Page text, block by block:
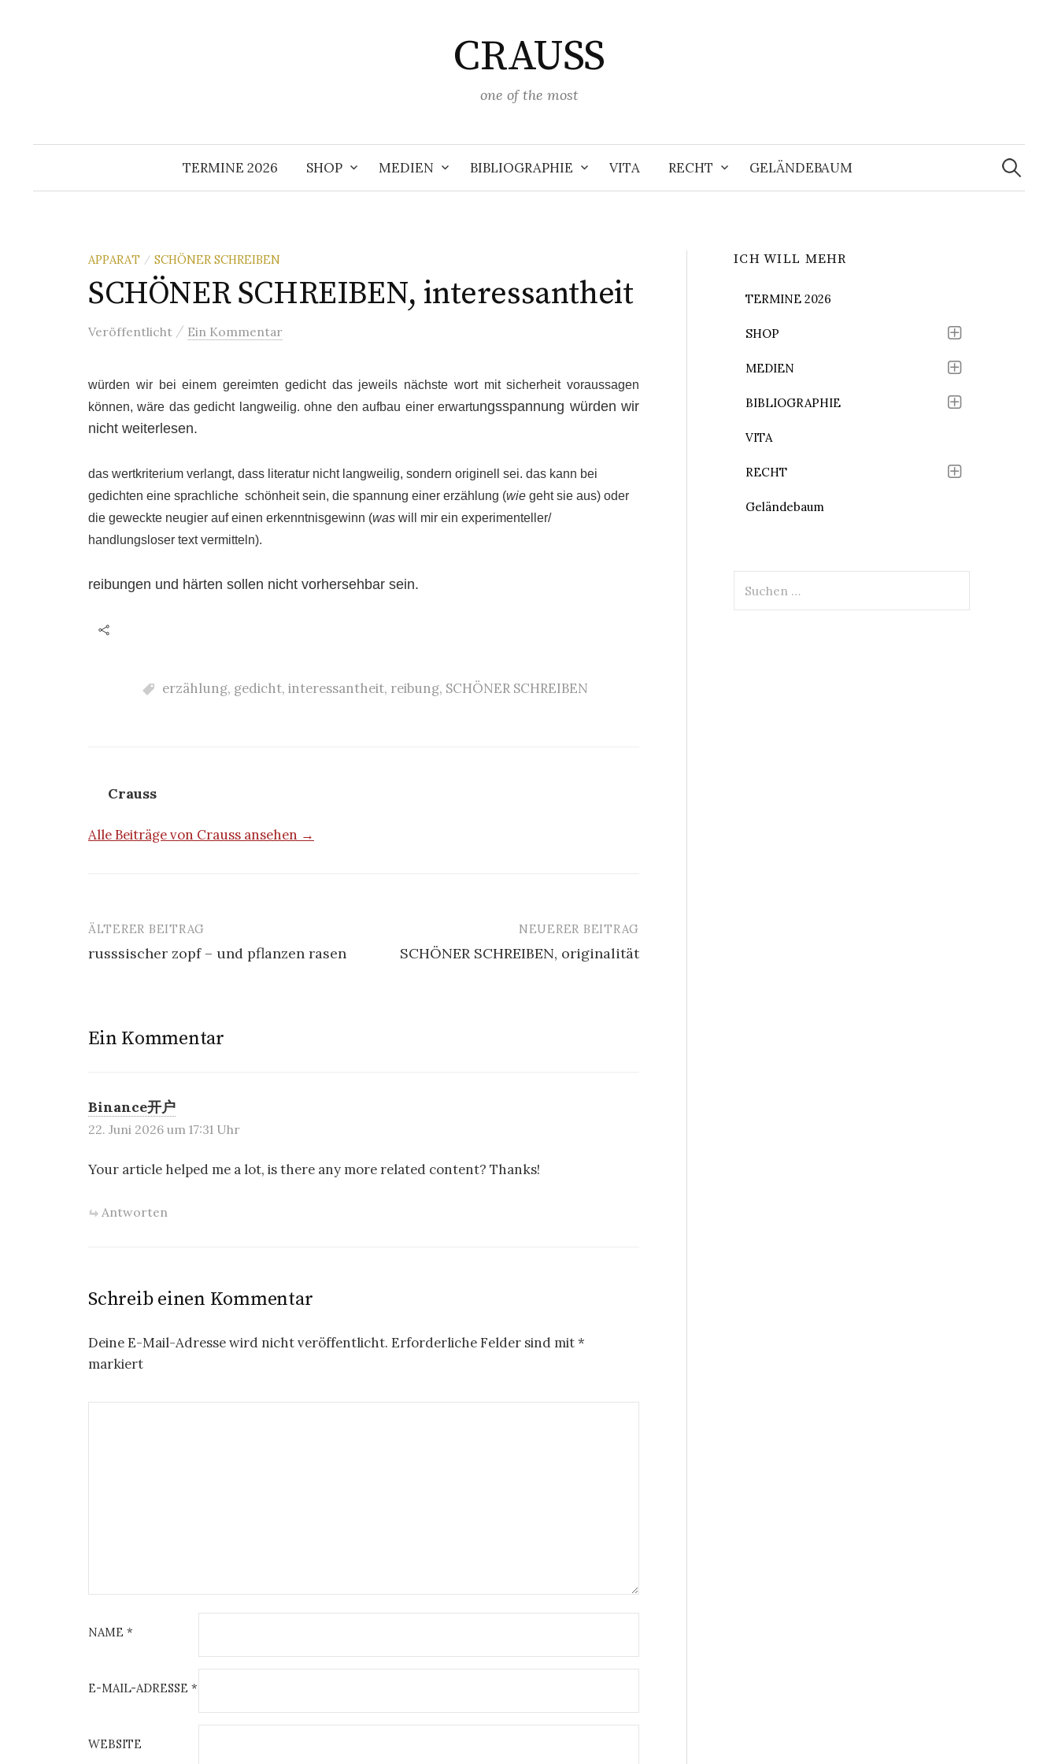
CRAUSS
one of the most
TERMINE 2026 SHOP MEDIEN BIBLIOGRAPHIE VITA RECHT GELÄNDEBAUM
Suchen
nach:
APPARAT / SCHÖNER SCHREIBEN
SCHÖNER SCHREIBEN, interessantheit
Veröffentlicht / Ein Kommentar
würden wir bei einem gereimten gedicht das jeweils nächste wort mit sicherheit voraussagen
können, wäre das gedicht langweilig. ohne den aufbau einer erwartungsspannung würden wir
nicht weiterlesen.
das wertkriterium verlangt, dass literatur nicht langweilig, sondern originell sei. das kann bei
gedichten eine sprachliche schönheit sein, die spannung einer erzählung (wie geht sie aus) oder
die geweckte neugier auf einen erkenntnisgewinn (was will mir ein experimenteller/
handlungsloser text vermitteln).
reibungen und härten sollen nicht vorhersehbar sein.
erzählung, gedicht, interessantheit, reibung, SCHÖNER SCHREIBEN
Crauss
Alle Beiträge von Crauss ansehen →
Beitrags-
Navigation
ÄLTERER BEITRAG
russsischer zopf – und pflanzen rasen
NEUERER BEITRAG
SCHÖNER SCHREIBEN, originalität
Ein Kommentar
Binance开户
22. Juni 2026 um 17:31 Uhr
Your article helped me a lot, is there any more related content? Thanks!
Antworten
Schreib einen Kommentar
Deine E-Mail-Adresse wird nicht veröffentlicht. Erforderliche Felder sind mit*
markiert
NAME *
E-MAIL-ADRESSE *
WEBSITE
ICH WILL MEHR
TERMINE 2026
SHOP
MEDIEN
BIBLIOGRAPHIE
VITA
RECHT
Geländebaum
nach: